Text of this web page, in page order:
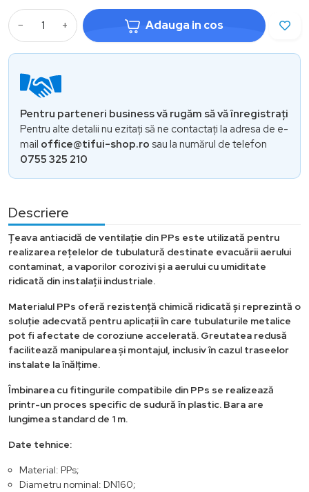
− + Adauga in cos
Pentru parteneri business vă rugăm să vă înregistrați
Pentru alte detalii nu ezitați să ne contactați la adresa de e-
mail office@tifui-shop.ro sau la numărul de telefon
0755 325 210
Descriere
Țeava antiacidă de ventilație din PPs este utilizată pentru
realizarea rețelelor de tubulatură destinate evacuării aerului
contaminat, a vaporilor corozivi și a aerului cu umiditate
ridicată din instalații industriale.
Materialul PPs oferă rezistență chimică ridicată și reprezintă o
soluție adecvată pentru aplicații în care tubulaturile metalice
pot fi afectate de coroziune accelerată. Greutatea redusă
facilitează manipularea și montajul, inclusiv în cazul traseelor
instalate la înălțime.
Îmbinarea cu fitingurile compatibile din PPs se realizează
printr-un proces specific de sudură în plastic. Bara are
lungimea standard de 1 m.
Date tehnice:
Material: PPs;
Diametru nominal: DN160;